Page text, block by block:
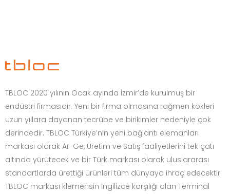
TBLOC 2020 yılının Ocak ayında İzmir’de kurulmuş bir
endüstri firmasıdır. Yeni bir firma olmasına rağmen kökleri
uzun yıllara dayanan tecrübe ve birikimler nedeniyle çok
derindedir. TBLOC Türkiye’nin yeni bağlantı elemanları
markası olarak Ar-Ge, Üretim ve Satış faaliyetlerini tek çatı
altında yürütecek ve bir Türk markası olarak uluslararası
standartlarda ürettiği ürünleri tüm dünyaya ihraç edecektir.
TBLOC markası klemensin İngilizce karşılığı olan Terminal